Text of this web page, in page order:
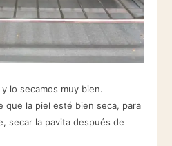
lo secamos muy bien.
que la piel esté bien seca, para
secar la pavita después de